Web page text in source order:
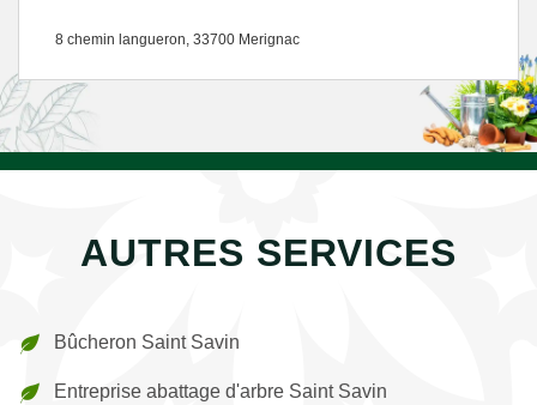
8 chemin langueron, 33700 Merignac
AUTRES SERVICES
Bûcheron Saint Savin
Entreprise abattage d'arbre Saint Savin